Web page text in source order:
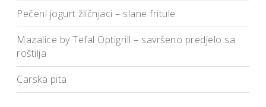
Pečeni jogurt žličnjaci – slane fritule
Mazalice by Tefal Optigrill – savršeno predjelo sa
roštilja
Carska pita